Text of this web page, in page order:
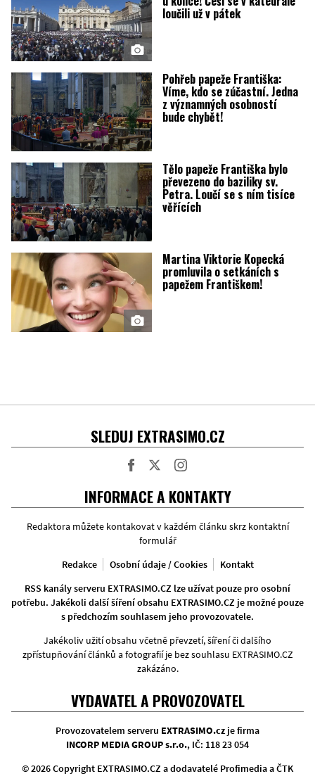
loučili už v pátek
Pohřeb papeže Františka:
Víme, kdo se zúčastní. Jedna
z významných osobností
bude chybět!
Tělo papeže Františka bylo
převezeno do baziliky sv.
Petra. Loučí se s ním tisíce
věřících
Martina Viktorie Kopecká
promluvila o setkáních s
papežem Františkem!
SLEDUJ EXTRASIMO.CZ
INFORMACE A KONTAKTY
Redaktora můžete kontakovat v každém článku skrz kontaktní
formulář
Redakce
Osobní údaje / Cookies
Kontakt
RSS kanály serveru EXTRASIMO.CZ lze užívat pouze pro osobní
potřebu. Jakékoli další šíření obsahu EXTRASIMO.CZ je možné pouze
s předchozím souhlasem jeho provozovatele.
Jakékoliv užití obsahu včetně převzetí, šíření či dalšího
zpřístupňování článků a fotografií je bez souhlasu EXTRASIMO.CZ
zakázáno.
VYDAVATEL A PROVOZOVATEL
Provozovatelem serveru EXTRASIMO.czje firma
INCORP MEDIA GROUP s.r.o., IČ: 118 23 054
© 2026 Copyright EXTRASIMO.CZ a dodavatelé Profimedia a ČTK